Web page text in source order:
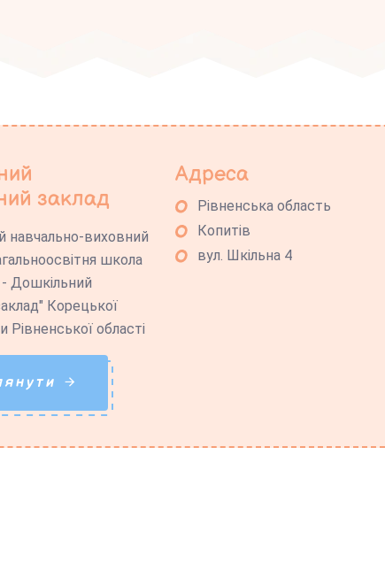
заклад
навчально-виховний
школа
- Дошкільний
Корецької
Рівненської області
Адреса
Рівненська область
Копитів
вул. Шкільна 4